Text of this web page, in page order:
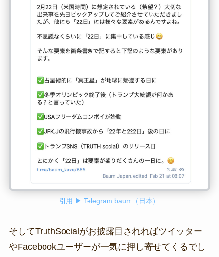
引用 ▶ Telegram baum（日本）
そしてTruthSocialがお披露目されればツイッター
やFacebookユーザーが一気に押し寄せてくるでし